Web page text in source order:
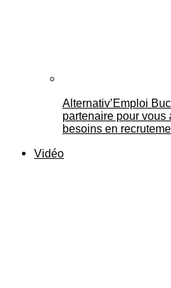
Alternativ’Emploi
partenaire pour vous
besoins en
Vidéo